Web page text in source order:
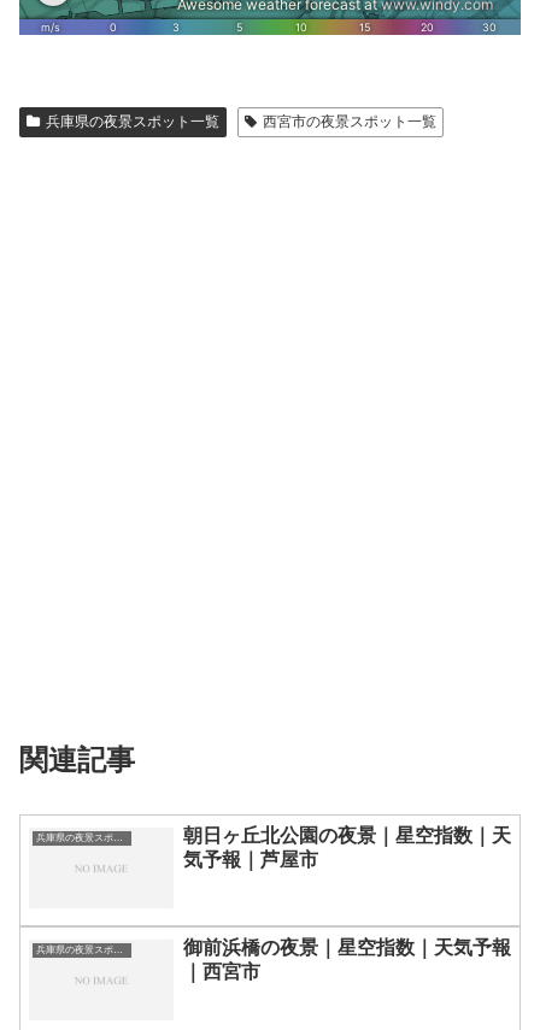
兵庫県の夜景スポット一覧 西宮市の夜景スポット一覧
関連記事
兵庫県の夜景スポット一覧
朝日ヶ丘北公園の夜景｜星空指数｜天
気予報｜芦屋市
兵庫県の夜景スポット一覧
御前浜橋の夜景｜星空指数｜天気予報
｜西宮市